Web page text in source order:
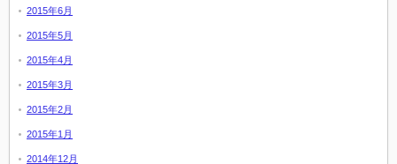
2015年6月
2015年5月
2015年4月
2015年3月
2015年2月
2015年1月
2014年12月